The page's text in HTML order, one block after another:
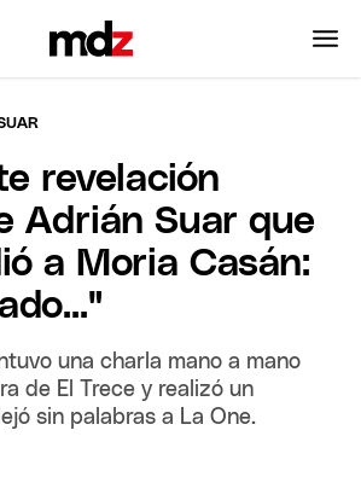
revelación
Adrián Suar que
a Moria Casán:
una charla mano a mano
de El Trece y realizó un
sin palabras a La One.